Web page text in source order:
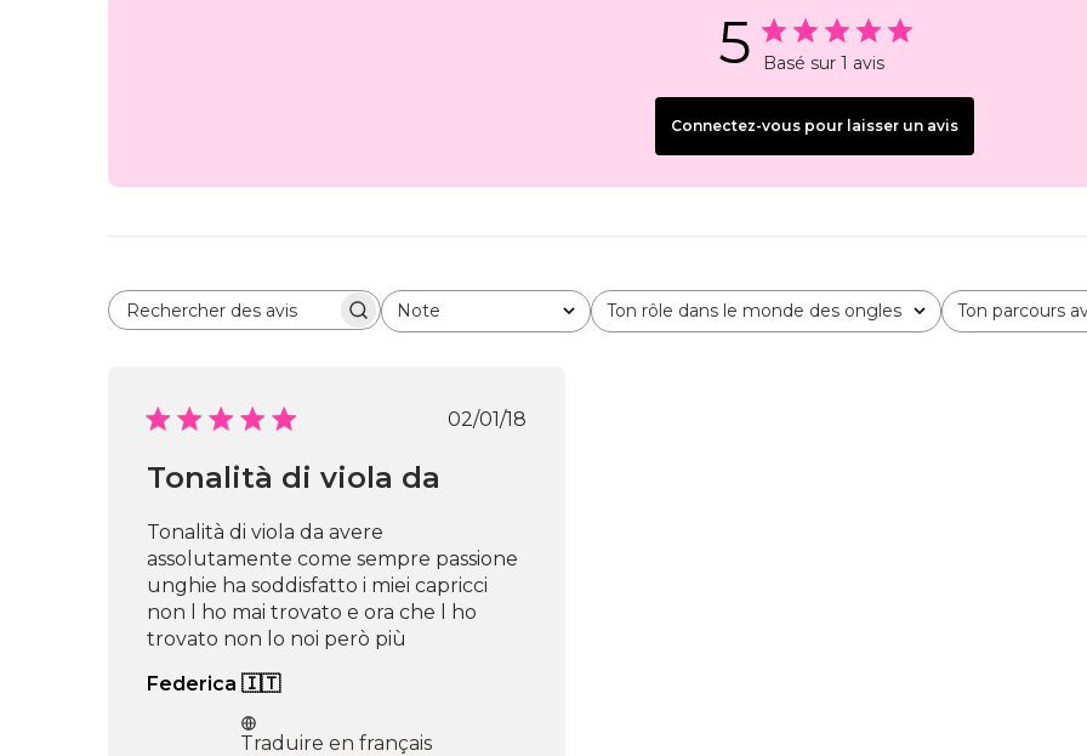
5 Basé sur 1 avis
Connectez-vous pour laisser un avis
Rechercher des avis
Note
Toutes les évaluations Ton rôle dans le monde des ongles
Tous Ton parcours
Tous
Date
02/01/18
Tonalità di viola da
Tonalità di viola da avere
assolutamente come sempre passione
unghie ha soddisfatto i miei capricci
non l ho mai trovato e ora che l ho
trovato non lo noi però più
Federica 🇮🇹
Traduire en français